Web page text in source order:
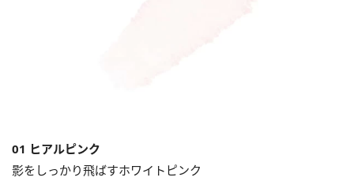
01 ヒアルピンク
影をしっかり飛ばすホワイトピンク